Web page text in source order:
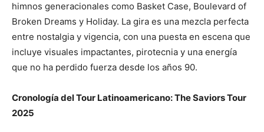
himnos generacionales como Basket Case, Boulevard of
Broken Dreams y Holiday. La gira es una mezcla perfecta
entre nostalgia y vigencia, con una puesta en escena que
incluye visuales impactantes, pirotecnia y una energía
que no ha perdido fuerza desde los años 90.
Cronología del Tour Latinoamericano: The Saviors Tour
2025